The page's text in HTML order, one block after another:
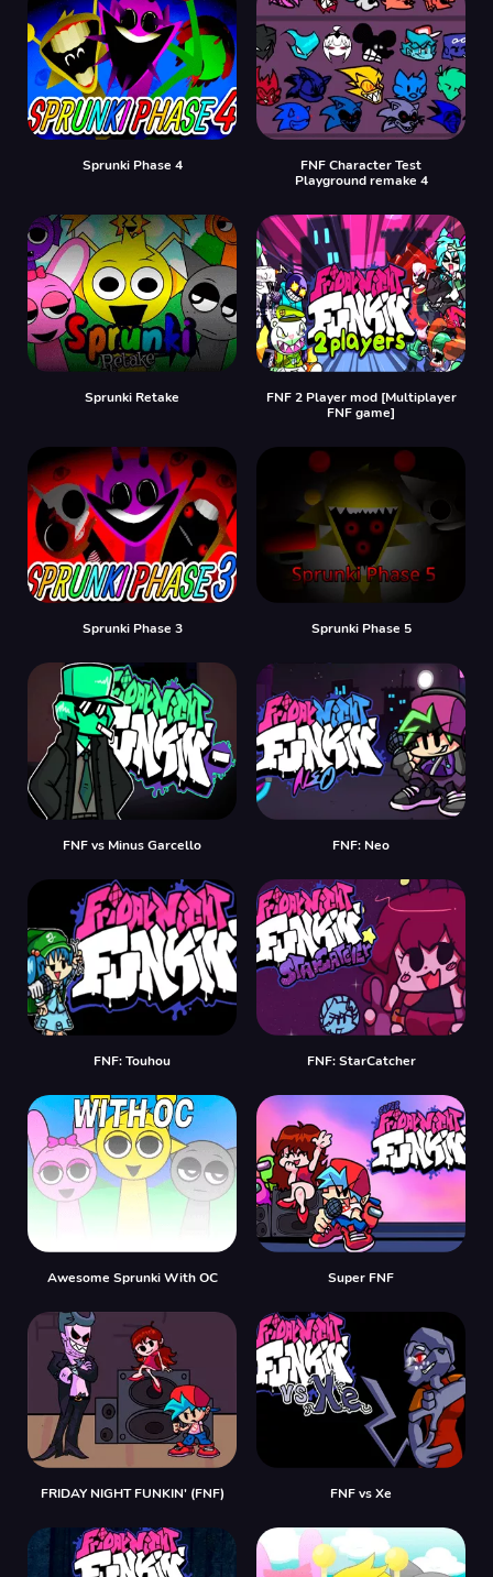
Sprunki Phase 4
FNF Character Test
Playground remake 4
Sprunki Retake
FNF 2 Player mod [Multiplayer
FNF game]
Sprunki Phase 3 Sprunki Phase 5
FNF vs Minus Garcello FNF: Neo
FNF: Touhou FNF: StarCatcher
Awesome Sprunki With OC Super FNF
FRIDAY NIGHT FUNKIN' (FNF) FNF vs Xе